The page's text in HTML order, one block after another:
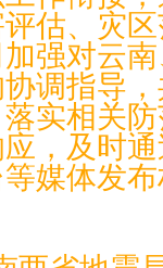
估、灾
强对云
调指导
实相关
，及时
媒体发